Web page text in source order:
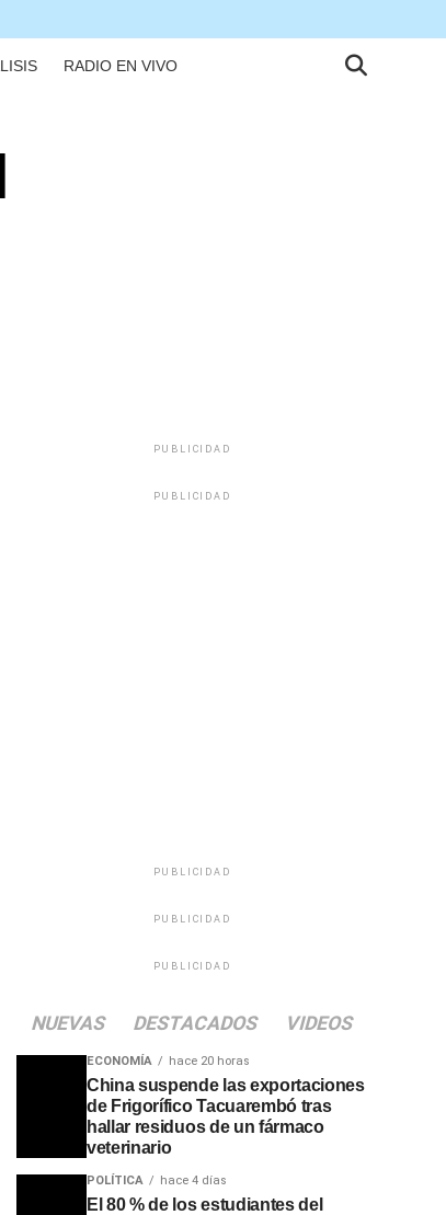
RADIO EN VIVO
PUBLICIDAD
PUBLICIDAD
PUBLICIDAD
PUBLICIDAD
PUBLICIDAD
NUEVAS DESTACADOS VIDEOS
ECONOMÍA hace 20 horas
China suspende las exportaciones
de Frigorífico Tacuarembó tras
hallar residuos de un fármaco
veterinario
POLÍTICA hace 4 días
El 80 % de los estudiantes del